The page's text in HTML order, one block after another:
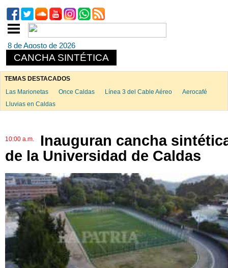
8 de Agosto de 2026
CANCHA SINTÉTICA
TEMAS DESTACADOS
Las Marionetas
Once Caldas Línea 3 del Cable Aéreo
Aerocafé
Lluvias en Caldas
10:00 a.m.
Inauguran cancha
de la Universidad de Caldas